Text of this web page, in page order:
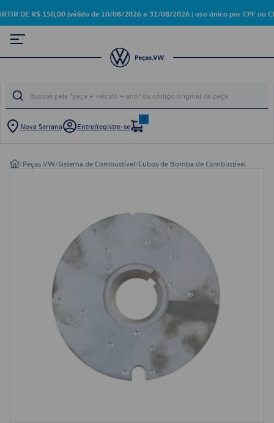
DE R$ 150,00 (válido de 10/08/2026 a 31/08/2026 | uso único por CPF ou
Nova Serrana Entre/registre-se
0
/Peças VW/Sistema de Combustível/Cubos de Bomba de Combustível